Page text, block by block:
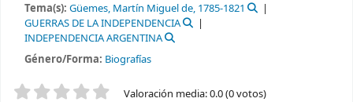
Tema(s): Güemes, Martín Miguel de, 1785-1821
GUERRAS DE LA INDEPENDENCIA
INDEPENDENCIA ARGENTINA
Género/Forma: Biografías
Valoración Valoración media: 0.0 (0 votos)